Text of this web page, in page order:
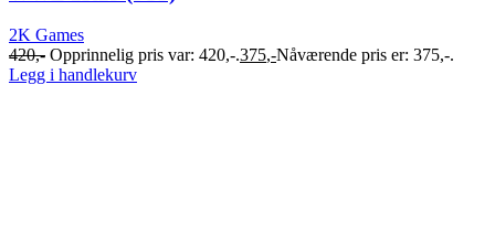
2K Games
420,- Opprinnelig pris var: 420,-.375,-Nåværende pris er: 375,-.
Legg i handlekurv